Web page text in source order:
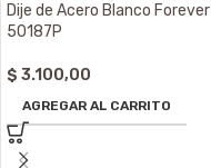
Dije de Acero Blanco Forever
50187P
$ 3.100,00
AGREGAR AL CARRITO